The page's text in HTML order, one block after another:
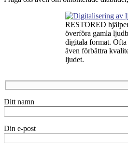
RESTORED
överföra gamla
digitala format.
även förbättra
ljudet.
Ditt namn
Din e-post